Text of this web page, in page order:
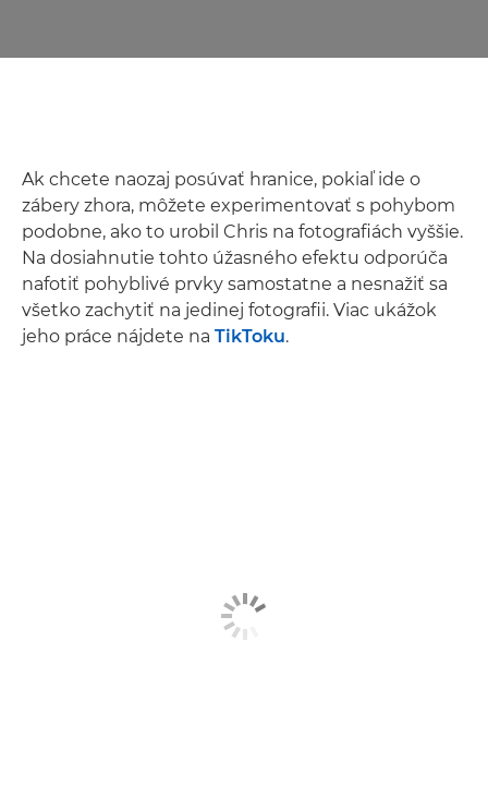
Ak chcete naozaj posúvať hranice, pokiaľ ide o
zábery zhora, môžete experimentovať s pohybom
podobne, ako to urobil Chris na fotografiách vyššie.
Na dosiahnutie tohto úžasného efektu odporúča
nafotiť pohyblivé prvky samostatne a nesnažiť sa
všetko zachytiť na jedinej fotografii. Viac ukážok
jeho práce nájdete na TikToku.